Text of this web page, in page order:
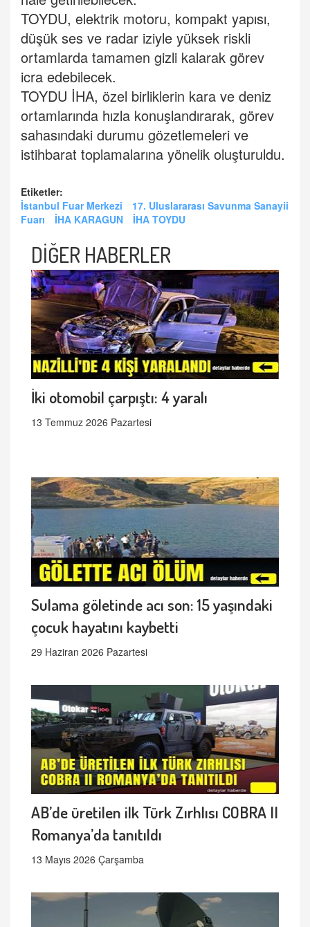
TOYDU, elektrik motoru, kompakt yapısı,
düşük ses ve radar iziyle yüksek riskli
ortamlarda tamamen gizli kalarak görev
icra edebilecek.
TOYDU İHA, özel birliklerin kara ve deniz
ortamlarında hızla konuşlandırarak, görev
sahasındaki durumu gözetlemeleri ve
istihbarat toplamalarına yönelik oluşturuldu.
Etiketler:
İstanbul Fuar Merkezi
17. Uluslararası Savunma Sanayii
Fuarı
İHA KARAGUN İHA TOYDU
DİĞER HABERLER
İki otomobil çarpıştı: 4 yaralı
13 Temmuz 2026 Pazartesi
Sulama göletinde acı son: 15 yaşındaki
çocuk hayatını kaybetti
29 Haziran 2026 Pazartesi
AB’de üretilen ilk Türk Zırhlısı COBRA II
Romanya’da tanıtıldı
13 Mayıs 2026 Çarşamba